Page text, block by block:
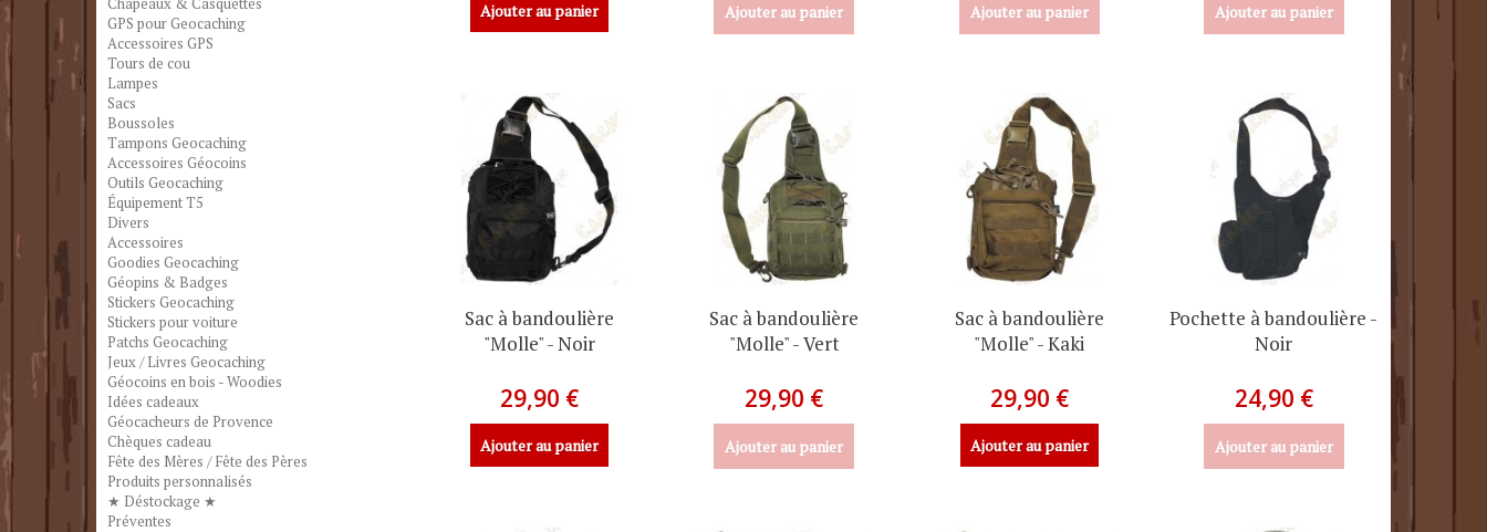
GPS pour Geocaching
Accessoires GPS
Tours de cou
Lampes
Sacs
Boussoles
Tampons Geocaching
Accessoires Géocoins
Outils Geocaching
Équipement T5
Divers
Accessoires
Goodies Geocaching
Géopins & Badges
Stickers Geocaching
Stickers pour voiture
Patchs Geocaching
Jeux / Livres Geocaching
Géocoins en bois - Woodies
Idées cadeaux
Géocacheurs de Provence
Chèques cadeau
Fête des Mères / Fête des Pères
Produits personnalisés
★ Déstockage ★
Préventes
Ajouter au panier Ajouter au panier Ajouter au panier Ajouter au panier
Sac à bandoulière
"Molle" - Noir
29,90 €
Ajouter au panier
Sac à bandoulière
"Molle" - Vert
29,90 €
Ajouter au panier
Sac à bandoulière
"Molle" - Kaki
29,90 €
Ajouter au panier
Pochette à bandoulière -
Noir
24,90 €
Ajouter au panier